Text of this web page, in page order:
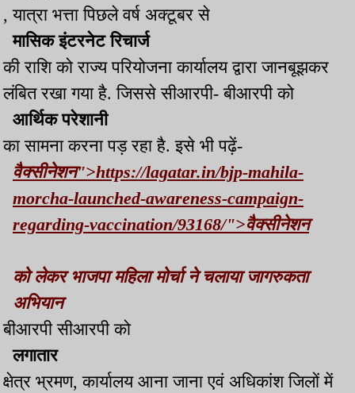
, यात्रा भत्ता पिछले वर्ष अक्टूबर से
मासिक इंटरनेट रिचार्ज
की राशि को राज्य परियोजना कार्यालय द्वारा जानबूझकर
लंबित रखा गया है. जिससे सीआरपी- बीआरपी को
आर्थिक परेशानी
का सामना करना पड़ रहा है. इसे भी पढ़ें-
वैक्सीनेशन">https://lagatar.in/bjp-mahila-
morcha-launched-awareness-campaign-
regarding-vaccination/93168/">वैक्सीनेशन
को लेकर भाजपा महिला मोर्चा ने चलाया जागरुकता
अभियान
बीआरपी सीआरपी को
लगातार
क्षेत्र भ्रमण, कार्यालय आना जाना एवं अधिकांश जिलों में